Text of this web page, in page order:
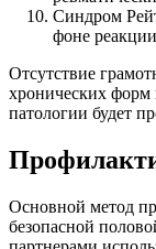
Синдром
фоне
Отсутствие
хронических форм
патологии будет
Основной метод
безопасной